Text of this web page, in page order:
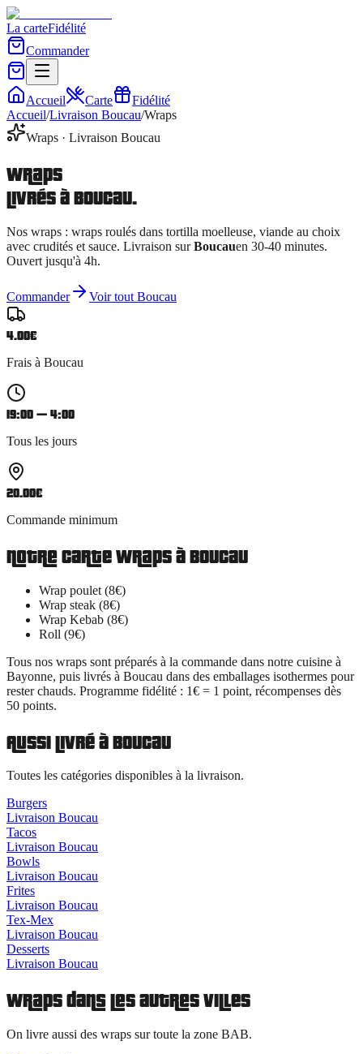
La carteFidélité
Commander
Accueil Carte
Fidélité
Accueil/Livraison Boucau/Wraps
Wraps · Livraison Boucau
Wraps
livrés àBoucau.
Nos wraps : wraps roulés dans tortilla moelleuse, viande au choix
avec crudités et sauce. Livraison sur Boucauen 30-40 minutes.
Ouvert jusqu'à 4h.
Commander Voir tout Boucau
4.00€
Frais à Boucau
19:00 — 4:00
Tous les jours
20.00€
Commande minimum
Notre cartewrapsàBoucau
Wrap poulet (8€)
Wrap steak (8€)
Wrap Kebab (8€)
Roll (9€)
Tous nos wraps sont préparés à la commande dans notre cuisine à
Bayonne, puis livrés à Boucau dans des emballages isothermes pour
rester chauds. Programme fidélité : 1€ = 1 point, récompenses dès
50 points.
Aussi livré àBoucau
Toutes les catégories disponibles à la livraison.
Burgers
Livraison Boucau
Tacos
Livraison Boucau
Bowls
Livraison Boucau
Frites
Livraison Boucau
Tex-Mex
Livraison Boucau
Desserts
Livraison Boucau
Wrapsdans les autres villes
On livre aussi des wraps sur toute la zone BAB.